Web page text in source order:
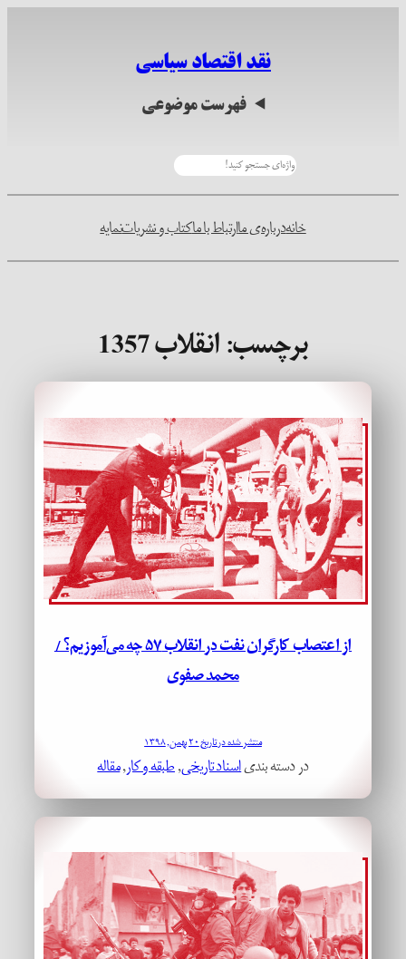
نقد اقتصاد سیاسی
فهرست موضوعی
خانهدرباره‌ی ماارتباط با ماکتاب و نشریاتنمایه
برچسب:انقلاب 1357
از اعتصاب کارگران نفت در انقلاب ۵۷ چه می‌آموزیم؟ /
محمد صفوی
منتشر شده در تاریخ ۲۰ بهمن, ۱۳۹۸
در دسته بندیاسناد تاریخی, طبقه و کار, مقاله